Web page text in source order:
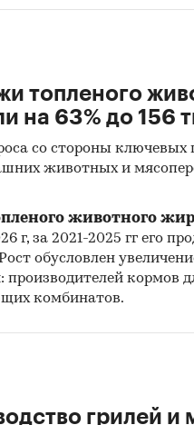
топленого
на 63% до 156
со стороны ключевых
животных и
животного
г, за 2021-2025 гг его
обусловлен
производителей кормов
комбинатов.
грилей и